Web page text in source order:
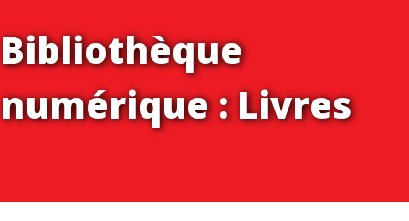
Bibliothèque
numérique : Livres